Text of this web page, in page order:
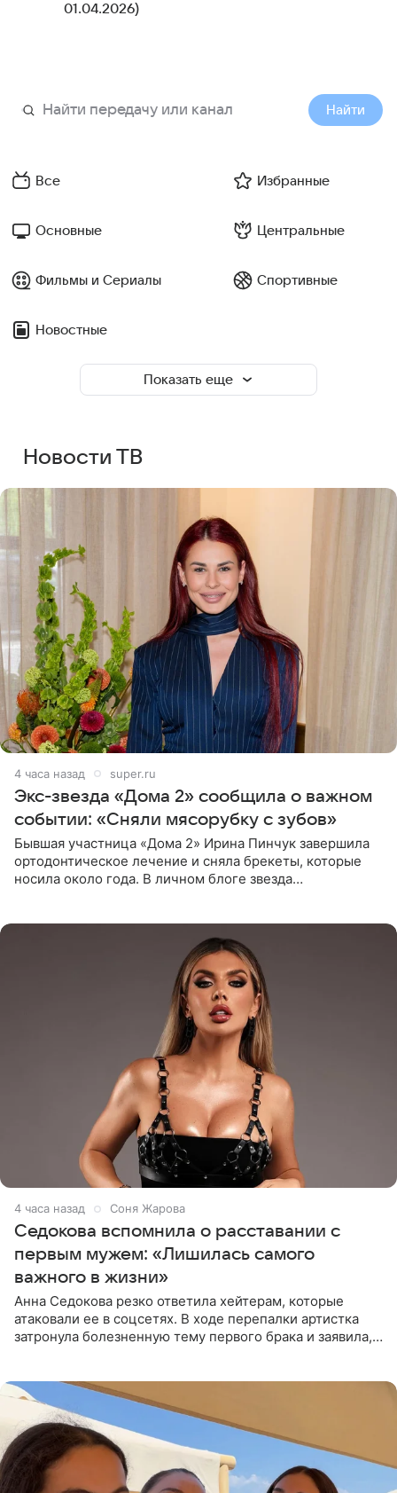
01.04.2026)
Найти
Все Избранные
Основные Центральные
Фильмы и Сериалы Спортивные
Новостные
Показать еще
Новости ТВ
4 часа назад super.ru
Экс-звезда «Дома 2» сообщила о важном
событии: «Сняли мясорубку с зубов»
Бывшая участница «Дома 2» Ирина Пинчук завершила
ортодонтическое лечение и сняла брекеты, которые
носила около года. В личном блоге звезда
4 часа назад Соня Жарова
Седокова вспомнила о расставании с
первым мужем: «Лишилась самого
важного в жизни»
Анна Седокова резко ответила хейтерам, которые
атаковали ее в соцсетях. В ходе перепалки артистка
затронула болезненную тему первого брака и заявила,